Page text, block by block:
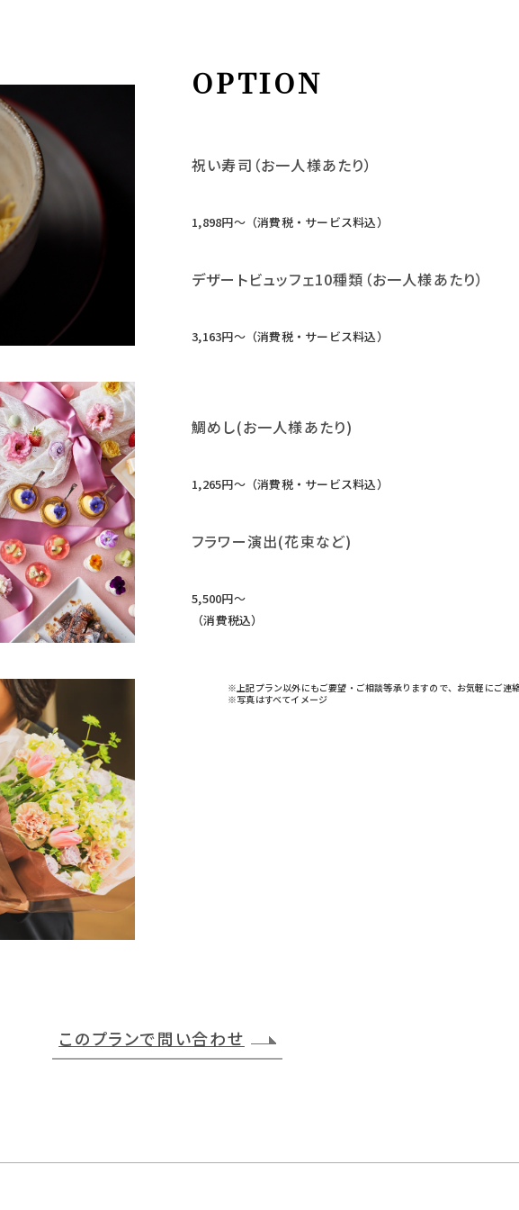
OPTION
祝い寿司（お一人様あたり）
1,898円〜（消費税・サービス料込）
デザートビュッフェ10種類（お一人様あたり）
3,163円〜（消費税・サービス料込）
鯛めし(お一人様あたり)
1,265円〜（消費税・サービス料込）
フラワー演出(花束など)
5,500円〜
（消費税込）
※上記プラン以外にもご要望・ご相談等承りますので、お気軽にご連
※写真はすべてイメージ
このプランで問い合わせ